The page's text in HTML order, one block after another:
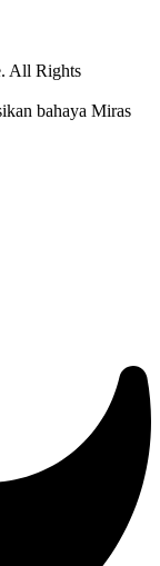
All Rights
bahaya Miras